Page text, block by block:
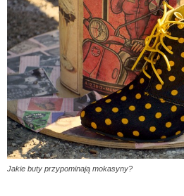
Jakie buty przypominają mokasyny?